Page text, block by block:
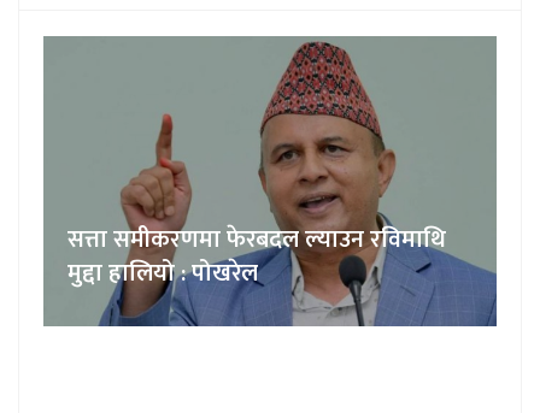
सत्ता समीकरणमा फेरबदल ल्याउन रविमाथि
मुद्दा हालियो : पोखरेल